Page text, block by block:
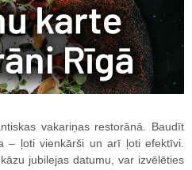
vakariņas restorānā. Baudīt
– ļoti vienkārši un arī ļoti efektīvi.
jubilejas datumu, var izvēlēties